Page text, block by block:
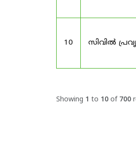
10 സിവിൽ
Showing 1 to 10 of 700